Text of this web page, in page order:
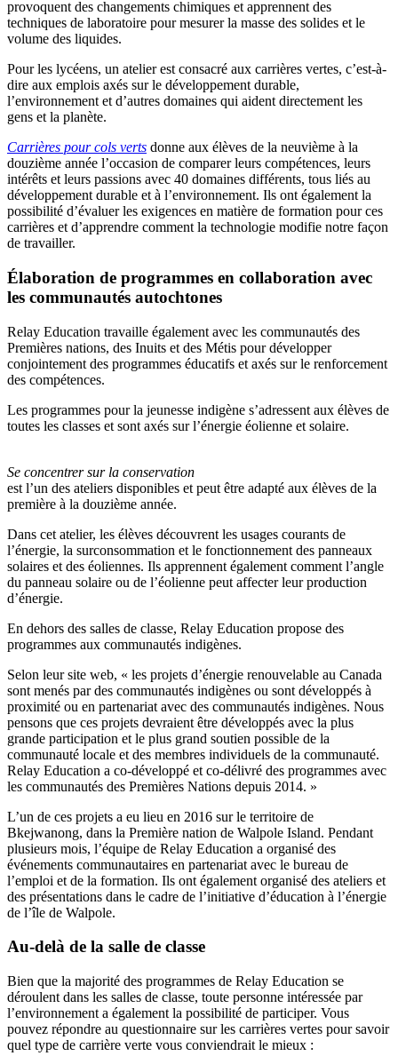
provoquent des changements chimiques et apprennent des
techniques de laboratoire pour mesurer la masse des solides et le
volume des liquides.
Pour les lycéens, un atelier est consacré aux carrières vertes, c’est-à-
dire aux emplois axés sur le développement durable,
l’environnement et d’autres domaines qui aident directement les
gens et la planète.
Carrières pour cols verts donne aux élèves de la neuvième à la
douzième année l’occasion de comparer leurs compétences, leurs
intérêts et leurs passions avec 40 domaines différents, tous liés au
développement durable et à l’environnement. Ils ont également la
possibilité d’évaluer les exigences en matière de formation pour ces
carrières et d’apprendre comment la technologie modifie notre façon
de travailler.
Élaboration de programmes en collaboration avec
les communautés autochtones
Relay Education travaille également avec les communautés des
Premières nations, des Inuits et des Métis pour développer
conjointement des programmes éducatifs et axés sur le renforcement
des compétences.
Les programmes pour la jeunesse indigène s’adressent aux élèves de
toutes les classes et sont axés sur l’énergie éolienne et solaire.
Se concentrer sur la conservation
est l’un des ateliers disponibles et peut être adapté aux élèves de la
première à la douzième année.
Dans cet atelier, les élèves découvrent les usages courants de
l’énergie, la surconsommation et le fonctionnement des panneaux
solaires et des éoliennes. Ils apprennent également comment l’angle
du panneau solaire ou de l’éolienne peut affecter leur production
d’énergie.
En dehors des salles de classe, Relay Education propose des
programmes aux communautés indigènes.
Selon leur site web, « les projets d’énergie renouvelable au Canada
sont menés par des communautés indigènes ou sont développés à
proximité ou en partenariat avec des communautés indigènes. Nous
pensons que ces projets devraient être développés avec la plus
grande participation et le plus grand soutien possible de la
communauté locale et des membres individuels de la communauté.
Relay Education a co-développé et co-délivré des programmes avec
les communautés des Premières Nations depuis 2014. »
L’un de ces projets a eu lieu en 2016 sur le territoire de
Bkejwanong, dans la Première nation de Walpole Island. Pendant
plusieurs mois, l’équipe de Relay Education a organisé des
événements communautaires en partenariat avec le bureau de
l’emploi et de la formation. Ils ont également organisé des ateliers et
des présentations dans le cadre de l’initiative d’éducation à l’énergie
de l’île de Walpole.
Au-delà de la salle de classe
Bien que la majorité des programmes de Relay Education se
déroulent dans les salles de classe, toute personne intéressée par
l’environnement a également la possibilité de participer. Vous
pouvez répondre au questionnaire sur les carrières vertes pour savoir
quel type de carrière verte vous conviendrait le mieux :